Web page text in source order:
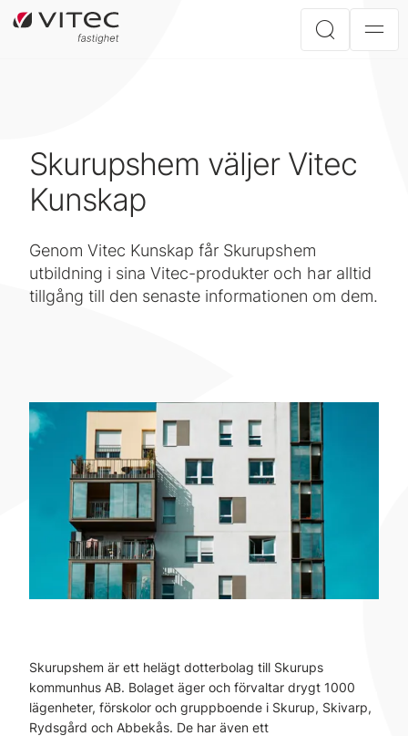
Skurupshem väljer Vitec
Kunskap
Genom Vitec Kunskap får Skurupshem
utbildning i sina Vitec-produkter och har alltid
tillgång till den senaste informationen om dem.
Skurupshem är ett helägt dotterbolag till Skurups
kommunhus AB. Bolaget äger och förvaltar drygt 1000
lägenheter, förskolor och gruppboende i Skurup, Skivarp,
Rydsgård och Abbekås. De har även ett